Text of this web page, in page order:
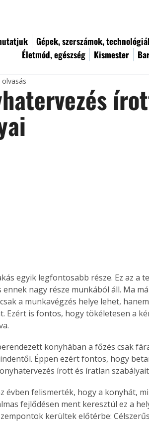
Gépek, szerszámok,
Életmód, egészség
Kismester
olvasás
egyik legfontosabb része. Ez az a
nagy része munkából áll. Ma
a munkavégzés helye lehet,
Ezért is fontos, hogy tökéletesen a
konyhában a főzés csak
Éppen ezért fontos, hogy
írott és íratlan
évben felismerték, hogy a konyhát,
fejlődésen ment keresztül ez a
kerültek előtérbe: